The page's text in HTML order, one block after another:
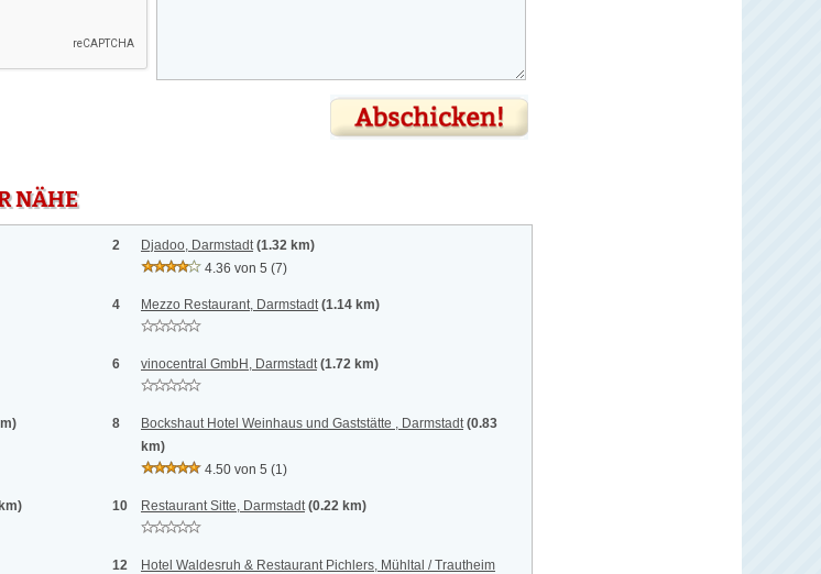
NÄHE
2 Djadoo, Darmstadt (1.32 km)
4.36 von 5 (7)
4 Mezzo Restaurant, Darmstadt (1.14 km)
6 vinocentral GmbH, Darmstadt (1.72 km)
8 Bockshaut Hotel Weinhaus und Gaststätte , Darmstadt (0.83
km)
4.50 von 5 (1)
10 Restaurant Sitte, Darmstadt (0.22 km)
12
Hotel Waldesruh & Restaurant Pichlers, Mühltal / Trautheim